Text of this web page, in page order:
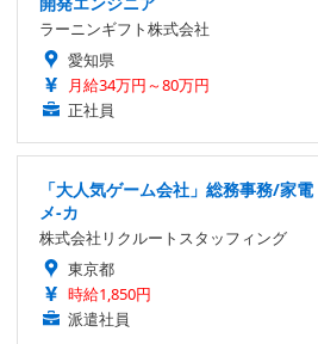
ラーニンギフト株式会社
愛知県
月給34万円～80万円
正社員
「大人気ゲーム会社」総務事務/家
メ-カ
株式会社リクルートスタッフィング
東京都
時給1,850円
派遣社員